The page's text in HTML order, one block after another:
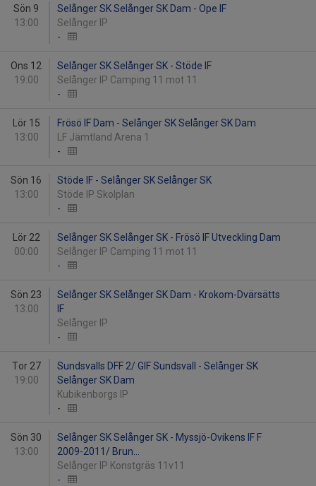
Sön 9
13:00
Selånger SK Selånger SK Dam - Ope IF
Selånger IP
-
Ons 12
19:00
Selånger SK Selånger SK - Stöde IF
Selånger IP Camping 11 mot 11
-
Lör 15
13:00
Frösö IF Dam - Selånger SK Selånger SK Dam
LF Jämtland Arena 1
-
Sön 16
13:00
Stöde IF - Selånger SK Selånger SK
Stöde IP Skolplan
-
Lör 22
00:00
Selånger SK Selånger SK - Frösö IF Utveckling Dam
Selånger IP Camping 11 mot 11
-
Sön 23
13:00
Selånger SK Selånger SK Dam - Krokom-Dvärsätts
IF
Selånger IP
-
Tor 27
19:00
Sundsvalls DFF 2/ GIF Sundsvall - Selånger SK
Selånger SK Dam
Kubikenborgs IP
-
Sön 30
13:00
Selånger SK Selånger SK - Myssjö-Ovikens IF F
2009-2011/ Brun...
Selånger IP Konstgräs 11v11
-